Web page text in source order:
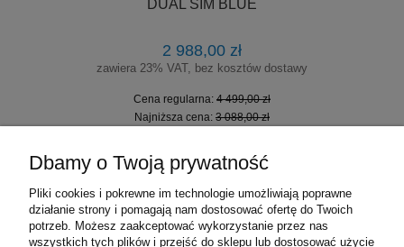
DUAL SIM BLUE
2 988,00 zł
zawiera 23% VAT, bez kosztów dostawy
Cena regularna: 4 499,00 zł
Najniższa cena: 3 088,00 zł
DO KOSZYKA
« 1 2 3 4 5 6 »
Dbamy o Twoją prywatność
Pliki cookies i pokrewne im technologie umożliwiają poprawne
działanie strony i pomagają nam dostosować ofertę do Twoich
potrzeb. Możesz zaakceptować wykorzystanie przez nas
wszystkich tych plików i przejść do sklepu lub dostosować użycie